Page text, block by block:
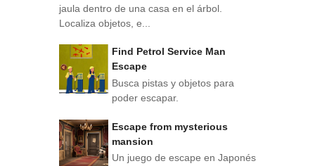
jaula dentro de una casa en el árbol.
Localiza objetos, e...
Find Petrol Service Man
Escape
Busca pistas y objetos para
poder escapar.
Escape from mysterious
mansion
Un juego de escape en Japonés